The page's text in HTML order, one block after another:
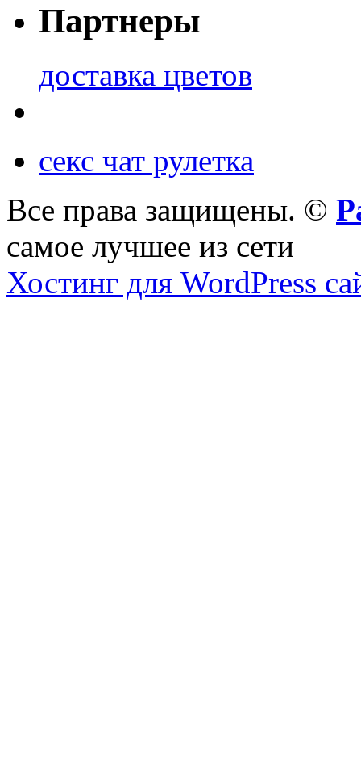
Партнеры
доставка цветов
секс чат рулетка
Все права защищены. ©
самое лучшее из сети
Хостинг для WordPress